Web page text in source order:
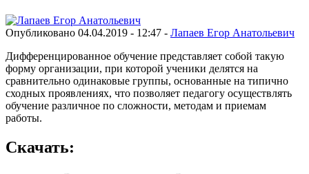
Опубликовано 04.04.2019 - 12:47 - Лапаев Егор Анатольевич
Дифференцированное обучение представляет собой такую
форму организации, при которой ученики делятся на
сравнительно одинаковые группы, основанные на типично
сходных проявлениях, что позволяет педагогу осуществлять
обучение различное по сложности, методам и приемам
работы.
Скачать: